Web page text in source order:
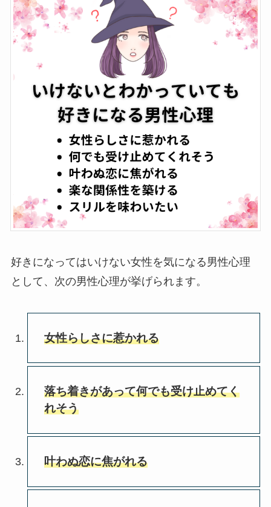
好きになってはいけない女性を気になる男性心理
として、次の男性心理が挙げられます。
女性らしさに惹かれる
落ち着きがあって何でも受け止めてく
れそう
叶わぬ恋に焦がれる